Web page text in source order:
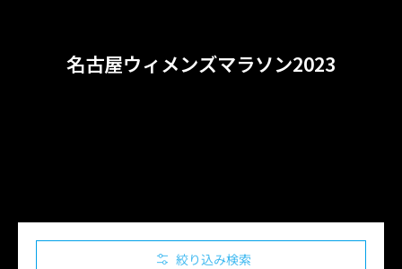
名古屋ウィメンズマラソン2023
絞り込み検索